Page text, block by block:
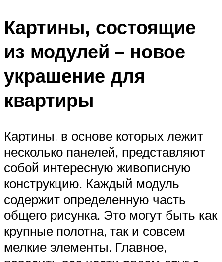
Картины, состоящие
из модулей – новое
украшение для
квартиры
Картины, в основе которых лежит
несколько панелей, представляют
собой интересную живописную
конструкцию. Каждый модуль
содержит определенную часть
общего рисунка. Это могут быть как
крупные полотна, так и совсем
мелкие элементы. Главное,